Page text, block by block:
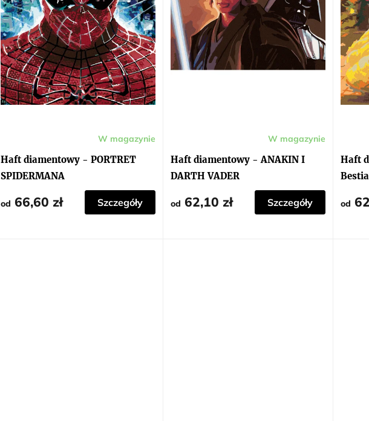
Haft diamentowy - PORTRET
SPIDERMANA
W magazynie
od 66,60 zł Szczegóły
Haft diamentowy - ANAKIN I
DARTH VADER
W magazynie
od 62,10 zł Szczegóły
Haft
Bestia
od